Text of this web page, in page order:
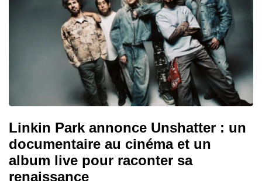
Linkin Park annonce Unshatter : un
documentaire au cinéma et un
album live pour raconter sa
renaissance